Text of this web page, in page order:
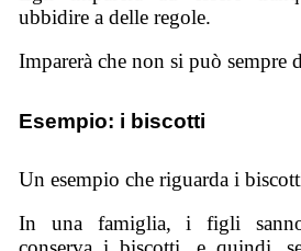
ubbidire a delle regole.
Imparerà che non si può sempre
Esempio: i biscotti
Un esempio che riguarda i
In una famiglia, i figli